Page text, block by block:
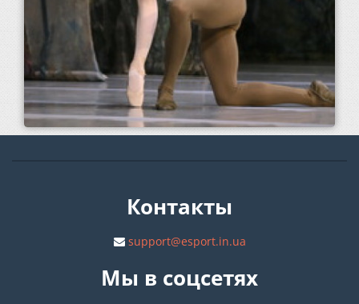
Контакты
support@esport.in.ua
Мы в соцсетях